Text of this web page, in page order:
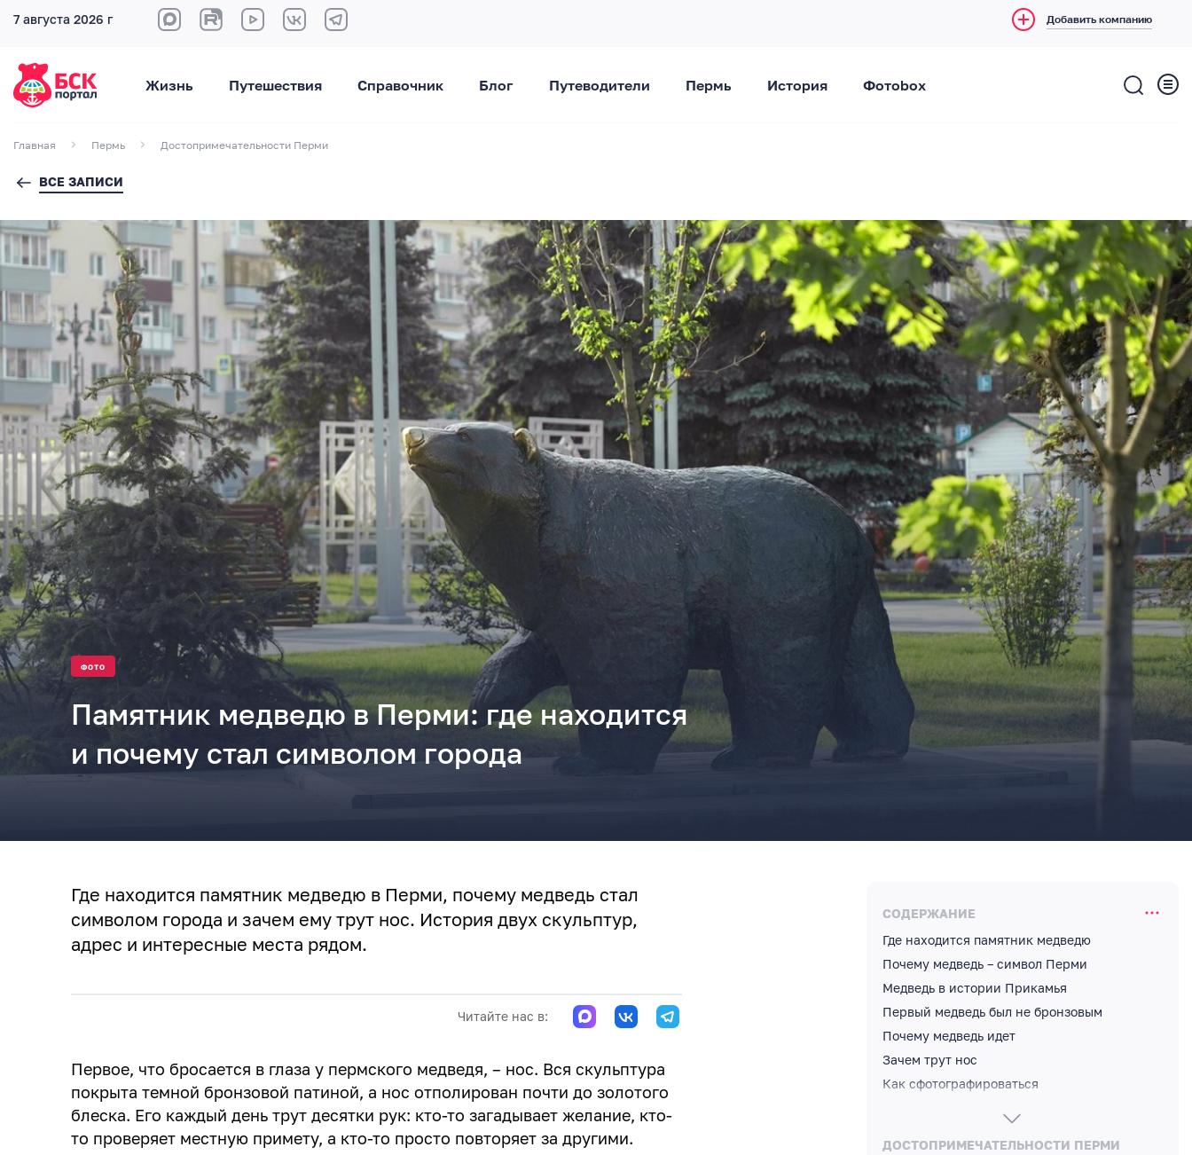
7 августа 2026 г Добавить компанию
Жизнь Путешествия Справочник Блог Путеводители Пермь История Фотоbox
Главная Пермь Достопримечательности Перми
ВСЕ ЗАПИСИ
ФОТО
Памятник медведю в Перми: где находится
и почему стал символом города
Где находится памятник медведю в Перми, почему медведь стал
символом города и зачем ему трут нос. История двух скульптур,
адрес и интересные места рядом.
Читайте нас в:
Первое, что бросается в глаза у пермского медведя, – нос. Вся скульптура
покрыта темной бронзовой патиной, а нос отполирован почти до золотого
блеска. Его каждый день трут десятки рук: кто-то загадывает желание, кто-
то проверяет местную примету, а кто-то просто повторяет за другими.
СОДЕРЖАНИЕ
Где находится памятник медведю
Почему медведь – символ Перми
Медведь в истории Прикамья
Первый медведь был не бронзовым
Почему медведь идет
Зачем трут нос
Как сфотографироваться
ДОСТОПРИМЕЧАТЕЛЬНОСТИ ПЕРМИ